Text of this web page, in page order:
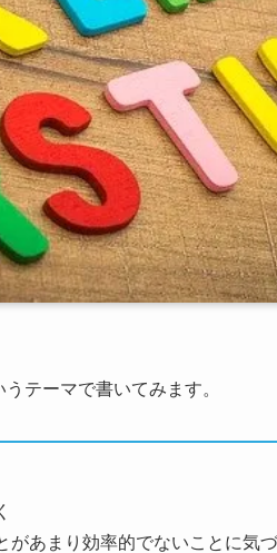
テーマで書いてみます。
あまり効率的でないことに気づ